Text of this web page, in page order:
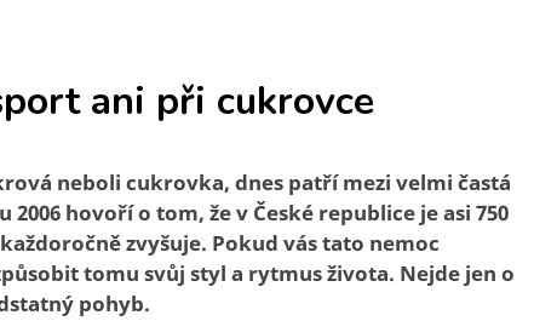
ani při cukrovce
neboli cukrovka, dnes patří mezi velmi častá
hovoří o tom, že v České republice je asi 750
zvyšuje. Pokud vás tato nemoc
tomu svůj styl a rytmus života. Nejde jen o
pohyb.